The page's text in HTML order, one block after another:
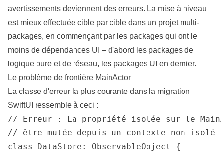
avertissements deviennent des erreurs. La mise à niveau
est mieux effectuée cible par cible dans un projet multi-
packages, en commençant par les packages qui ont le
moins de dépendances UI – d'abord les packages de
logique pure et de réseau, les packages UI en dernier.
Le problème de frontière MainActor
La classe d'erreur la plus courante dans la migration
SwiftUI ressemble à ceci :
// Erreur : La propriété isolée sur le
// être mutée depuis un contexte non isolé
class DataStore: ObservableObject {